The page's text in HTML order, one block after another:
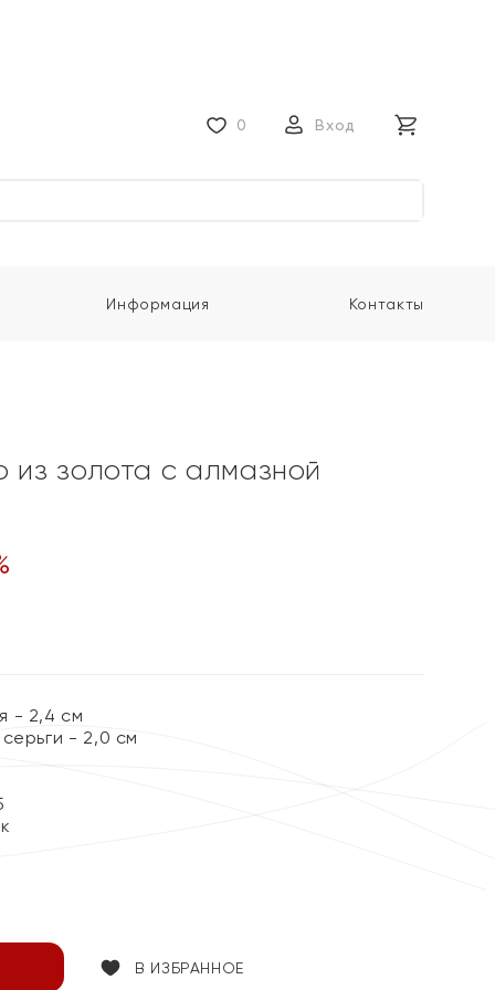
0 Вход
Информация Контакты
из золота с алмазной
- 2,4 см
- 2,0 см
В ИЗБРАННОЕ